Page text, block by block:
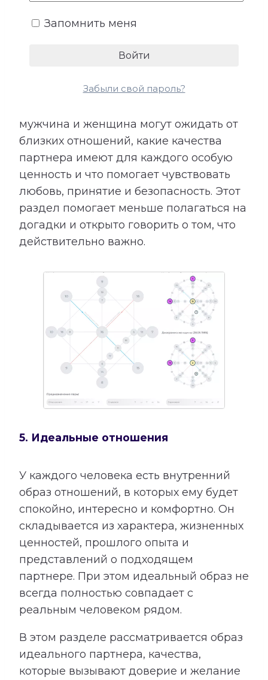
потребности произносятся вслух,
становится причиной обид и
мужчина и женщина могут ожидать от
близких отношений, какие качества
партнера имеют для каждого особую
ценность и что помогает чувствовать
любовь, принятие и безопасность. Этот
раздел помогает меньше полагаться на
догадки и открыто говорить о том, что
действительно важно.
5. Идеальные отношения
У каждого человека есть внутренний
образ отношений, в которых ему будет
спокойно, интересно и комфортно. Он
складывается из характера, жизненных
ценностей, прошлого опыта и
представлений о подходящем
партнере. При этом идеальный образ не
всегда полностью совпадает с
реальным человеком рядом.
В этом разделе рассматривается образ
идеального партнера, качества,
которые вызывают доверие и желание
Запомнить меня
Забыли свой пароль?